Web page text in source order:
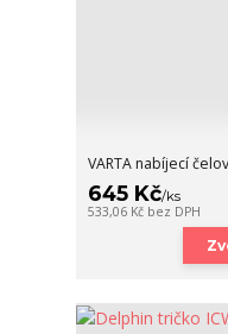
VARTA nabíjecí
645 Kč/ks
533,06 Kč bez DPH